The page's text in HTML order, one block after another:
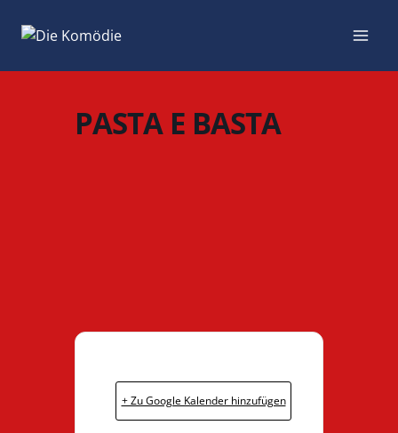
Inhalt
PASTA E BASTA
+ Zu Google Kalender hinzufügen